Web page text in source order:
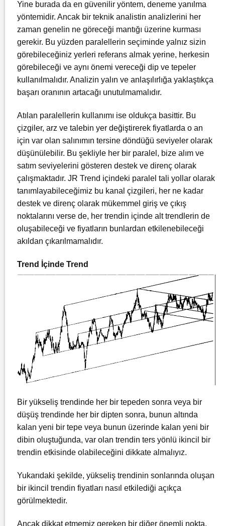
Yine burada da en güvenilir yöntem, deneme yanılma
yöntemidir. Ancak bir teknik analistin analizlerini her
zaman genelin ne göreceği mantığı üzerine kurması
gerekir. Bu yüzden paralellerin seçiminde yalnız sizin
görebileceğiniz yerleri referans almak yerine, herkesin
görebileceği ve aynı önemi vereceği dip ve tepeler
kullanılmalıdır. Analizin yalın ve anlaşılırlığa yaklaştıkça
başarı oranının artacağı unutulmamalıdır.
Atılan paralellerin kullanımı ise oldukça basittir. Bu
çizgiler, arz ve talebin yer değiştirerek fiyatlarda o an
için var olan salınımın tersine döndüğü seviyeler olarak
düşünülebilir. Bu şekliyle her bir paralel, bize alım ve
satım seviyelerini gösteren destek ve direnç olarak
çalışmaktadır. JR Trend içindeki paralel tali yollar olarak
tanımlayabileceğimiz bu kanal çizgileri, her ne kadar
destek ve direnç olarak mükemmel giriş ve çıkış
noktalarını verse de, her trendin içinde alt trendlerin de
oluşabileceği ve fiyatların bunlardan etkilenebileceği
akıldan çıkarılmamalıdır.
Trend İçinde Trend
Bir yükseliş trendinde her bir tepeden sonra veya bir
düşüş trendinde her bir dipten sonra, bunun altında
kalan yeni bir tepe veya bunun üzerinde kalan yeni bir
dibin oluştuğunda, var olan trendin ters yönlü ikincil bir
trendin etkisinde olabileceğini dikkate almalıyız.
Yukarıdaki şekilde, yükseliş trendinin sonlarında oluşan
bir ikincil trendin fiyatları nasıl etkilediği açıkça
görülmektedir.
Ancak dikkat etmemiz gereken bir diğer önemli nokta,